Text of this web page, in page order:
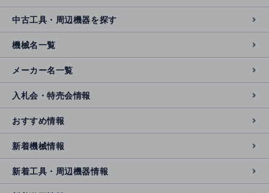
中古工具・周辺機器を探す
機械名一覧
メーカー名一覧
入札会・特売会情報
おすすめ情報
新着機械情報
新着工具・周辺機器情報